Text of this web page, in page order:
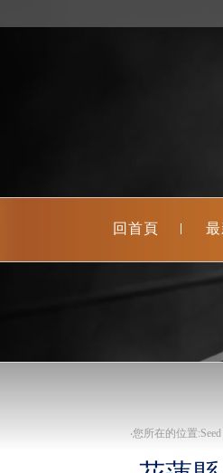
回首頁
‧您所在的位置